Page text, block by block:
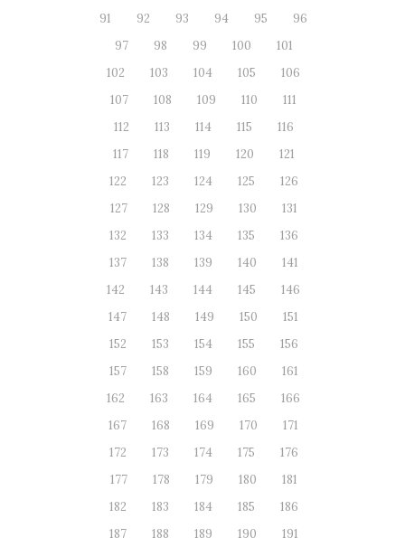
91
92 93 94 95
96
97
98 99 100
101
102
103 104 105
106
107
108 109 110
111
112
113 114 115
116
117
118 119 120
121
122
123 124 125
126
127
128 129 130
131
132
133 134 135
136
137
138 139 140
141
142
143 144 145
146
147
148 149 150
151
152
153 154 155
156
157
158 159 160
161
162
163 164 165
166
167
168 169 170
171
172
173 174 175
176
177
178 179 180
181
182
183 184 185
186
187
188 189 190
191